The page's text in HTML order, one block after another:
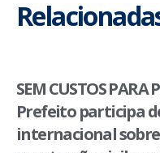
SEM CUSTOS PARA
Prefeito participa
internacional